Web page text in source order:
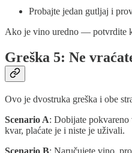
Probajte jedan gutljaj i
Ako je vino uredno — potvrdite
Greška 5: Ne
Ovo je dvostruka greška i obe
Scenario A: Dobijate pokvareno
kvar, plaćate je i niste je uživali.
Scenario B: Naručujete vino,